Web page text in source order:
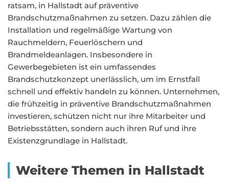
ratsam, in Hallstadt auf präventive
Brandschutzmaßnahmen zu setzen. Dazu zählen die
Installation und regelmäßige Wartung von
Rauchmeldern, Feuerlöschern und
Brandmeldeanlagen. Insbesondere in
Gewerbegebieten ist ein umfassendes
Brandschutzkonzept unerlässlich, um im Ernstfall
schnell und effektiv handeln zu können. Unternehmen,
die frühzeitig in präventive Brandschutzmaßnahmen
investieren, schützen nicht nur ihre Mitarbeiter und
Betriebsstätten, sondern auch ihren Ruf und ihre
Existenzgrundlage in Hallstadt.
Weitere Themen in Hallstadt